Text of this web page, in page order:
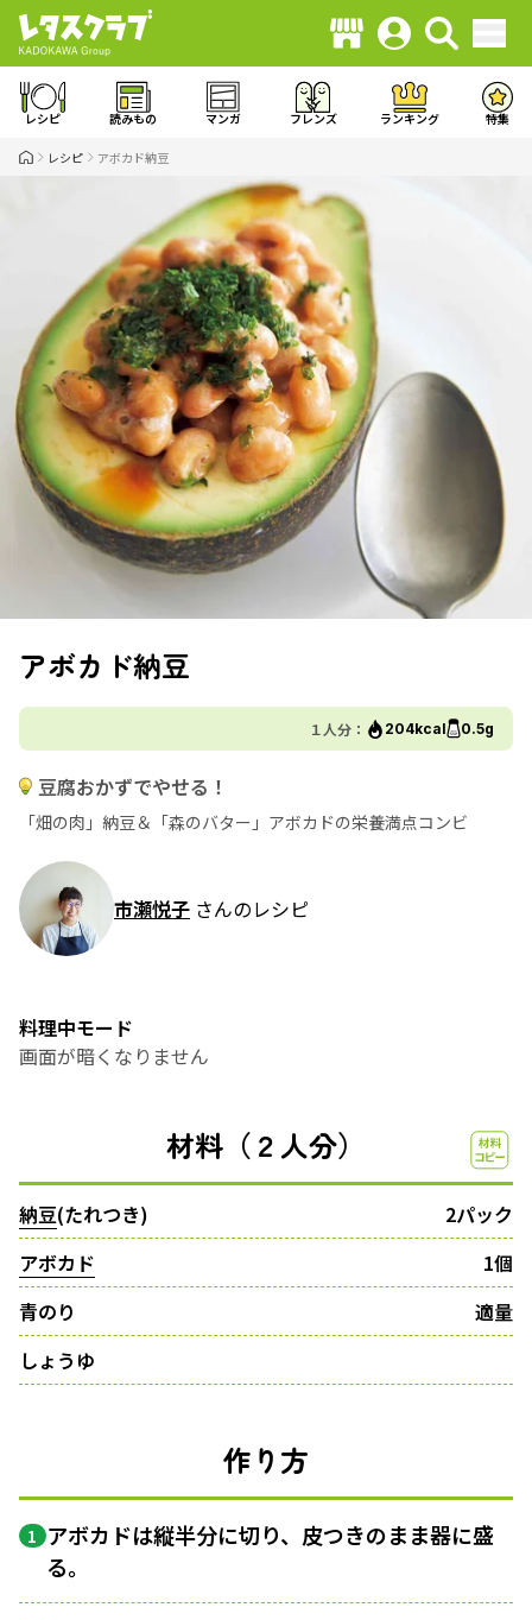
レシピ 読みもの マンガ フレンズ ランキング 特集
レシピ アボカド納豆
アボカド納豆
１人分： 204kcal 0.5g
豆腐おかずでやせる！
「畑の肉」納豆＆「森のバター」アボカドの栄養満点コンビ
市瀬悦子 さんのレシピ
料理中モード
画面が暗くなりません
材料（２人分）
納豆(たれつき)
2パック
アボカド
1個
青のり
適量
しょうゆ
作り方
1 アボカドは縦半分に切り、皮つきのまま器に盛
る。